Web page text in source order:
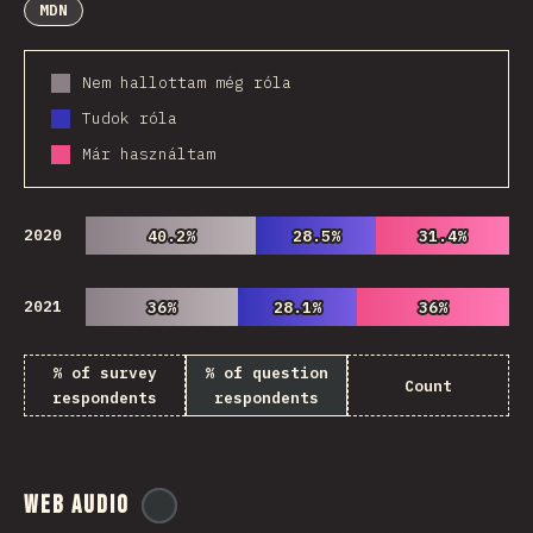
MDN
Nem hallottam még róla
Tudok róla
Már használtam
2020 40.2%
40.2% 28.5%
28.5% 31.4%
31.4%
2021 36%
36% 28.1%
28.1% 36%
36%
% of survey
respondents
% of question
respondents
Count
Web Audio